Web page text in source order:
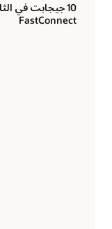
10 جيجابت في
FastConnect